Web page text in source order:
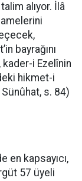
alıyor. İlâ
bayrağını
i Ezelînin
hikmet-i
Sünûhat, s. 84)
en kapsayıcı,
57 üyeli